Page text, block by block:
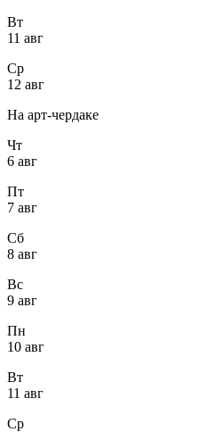
Вт
11 авг
Ср
12 авг
На арт-чердаке
Чт
6 авг
Пт
7 авг
Сб
8 авг
Вс
9 авг
Пн
10 авг
Вт
11 авг
Ср